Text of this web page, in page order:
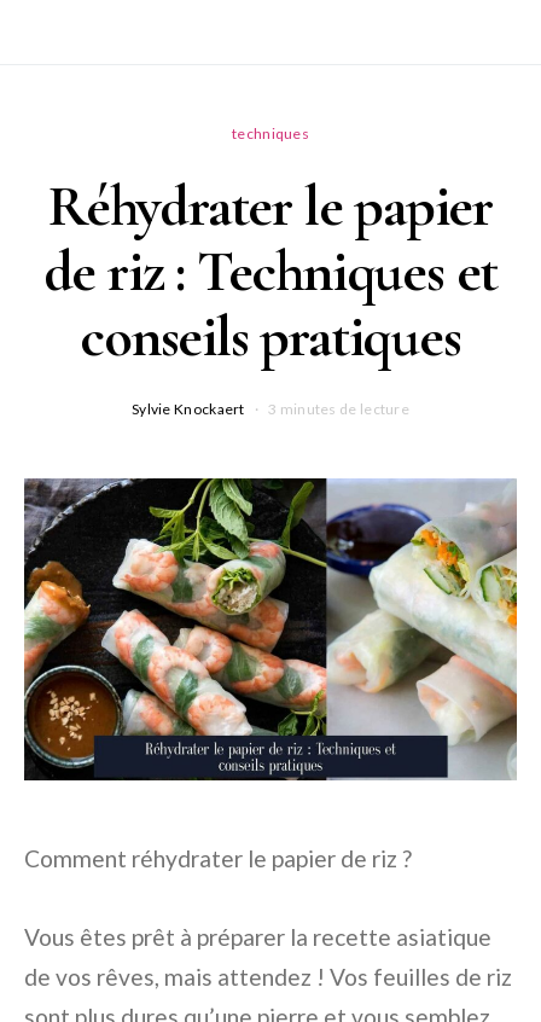
techniques
Réhydrater le papier
de riz : Techniques et
conseils pratiques
Sylvie Knockaert 3 minutes de lecture
Comment réhydrater le papier de riz ?
Vous êtes prêt à préparer la recette asiatique
de vos rêves, mais attendez ! Vos feuilles de riz
sont plus dures qu’une pierre et vous semblez